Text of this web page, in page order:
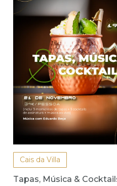
Cais da Villa
Tapas, Música &